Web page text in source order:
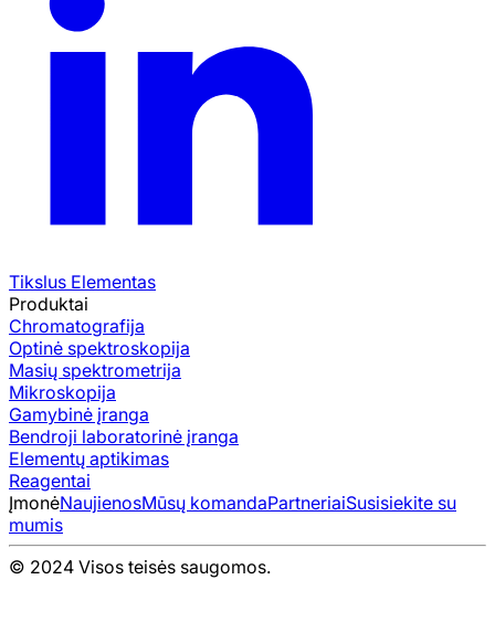
Tikslus Elementas
Produktai
Chromatografija
Optinė spektroskopija
Masių spektrometrija
Mikroskopija
Gamybinė įranga
Bendroji laboratorinė įranga
Elementų aptikimas
Reagentai
ĮmonėNaujienosMūsų komandaPartneriaiSusisiekite su
mumis
© 2024 Visos teisės saugomos.